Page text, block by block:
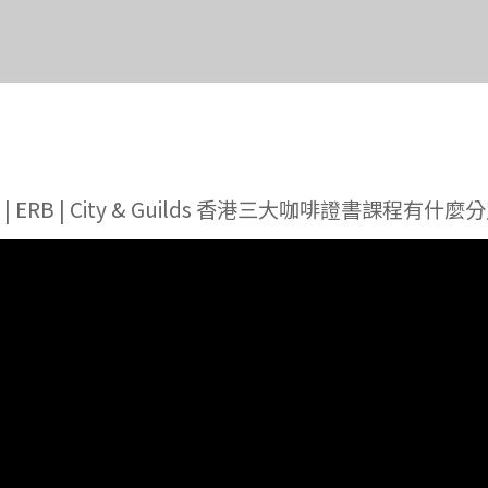
| ERB | City & Guilds 香港三大咖啡證書課程有什麼